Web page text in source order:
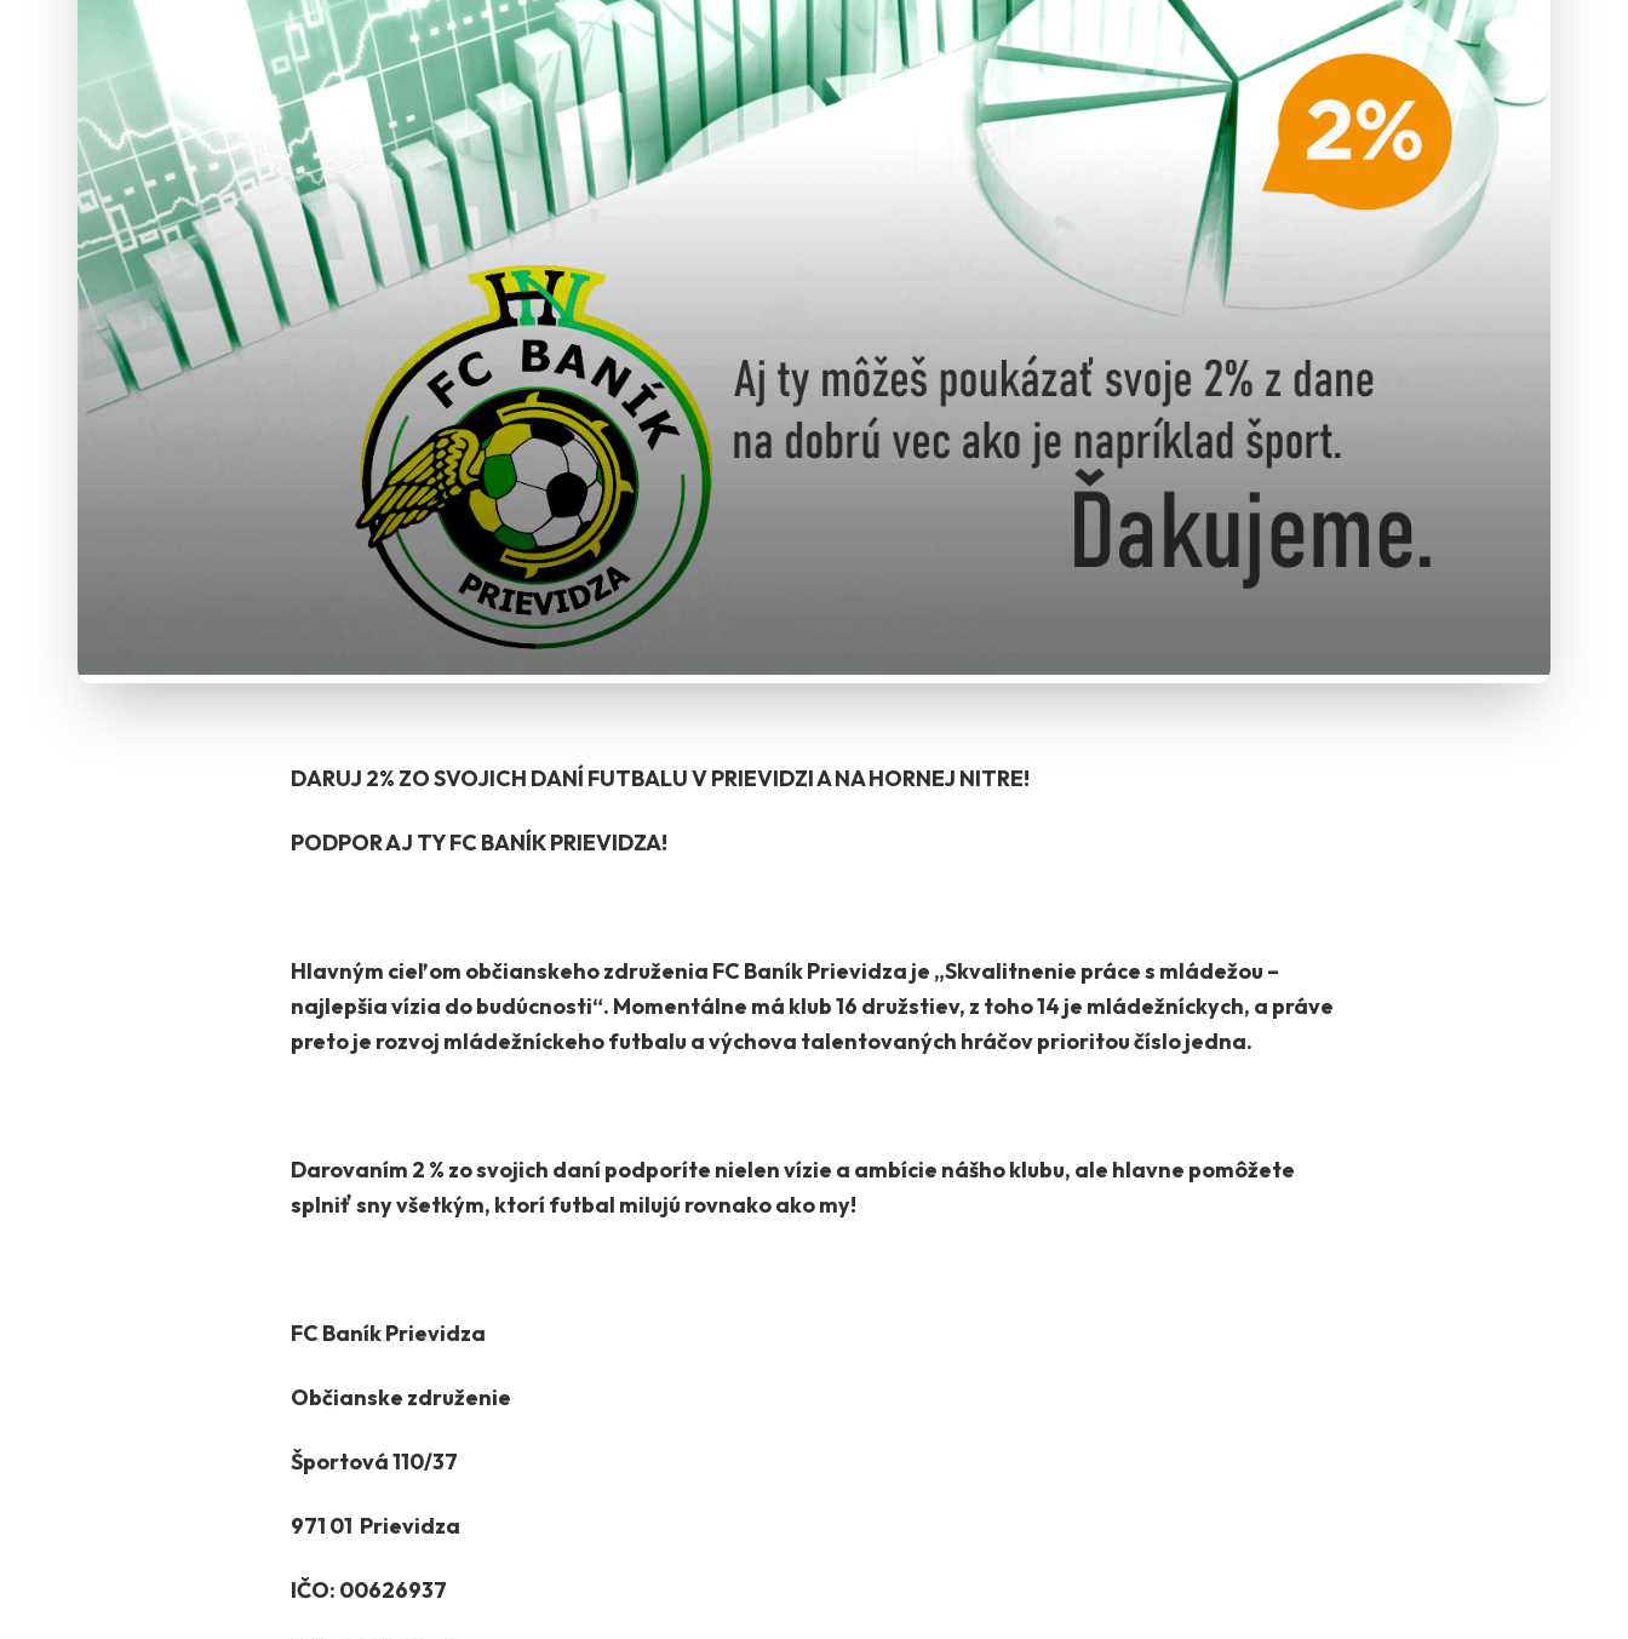
DARUJ 2% ZO SVOJICH DANÍ FUTBALU V PRIEVIDZI A NA HORNEJ NITRE!
PODPOR AJ TY FC BANÍK PRIEVIDZA!
Hlavným cieľom občianskeho združenia FC Baník Prievidza je „Skvalitnenie práce s mládežou –
najlepšia vízia do budúcnosti“. Momentálne má klub 16 družstiev, z toho 14 je mládežníckych, a práve
preto je rozvoj mládežníckeho futbalu a výchova talentovaných hráčov prioritou číslo jedna.
Darovaním 2 % zo svojich daní podporíte nielen vízie a ambície nášho klubu, ale hlavne pomôžete
splniť sny všetkým, ktorí futbal milujú rovnako ako my!
FC Baník Prievidza
Občianske združenie
Športová 110/37
971 01 Prievidza
IČO: 00626937